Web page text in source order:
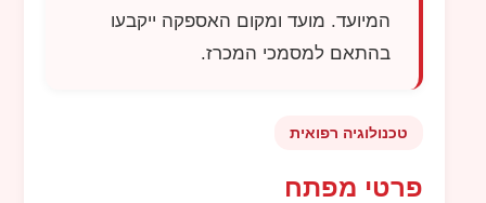
המיועד. מועד ומקום האספקה ייקבעו
בהתאם למסמכי המכרז.
טכנולוגיה רפואית
פרטי מפתח